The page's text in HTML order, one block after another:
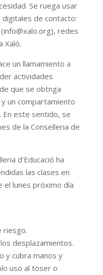
Se ruega usar
de contacto:
redes
Xaló.
un llamamiento a
actividades
que se obtnga
un compartamiento
En este sentido, se
de la Conselleria de
d’Educació ha
las clases en
lunes próximo día
riesgo.
desplazamientos.
y cubra manos y
uso al toser o